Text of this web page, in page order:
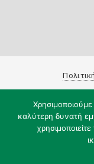
καλύτερη δυνατή